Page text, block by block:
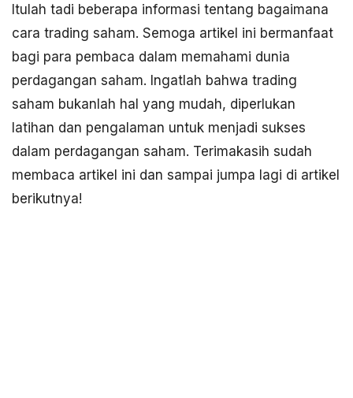
Itulah tadi beberapa informasi tentang bagaimana
cara trading saham. Semoga artikel ini bermanfaat
bagi para pembaca dalam memahami dunia
perdagangan saham. Ingatlah bahwa trading
saham bukanlah hal yang mudah, diperlukan
latihan dan pengalaman untuk menjadi sukses
dalam perdagangan saham. Terimakasih sudah
membaca artikel ini dan sampai jumpa lagi di artikel
berikutnya!